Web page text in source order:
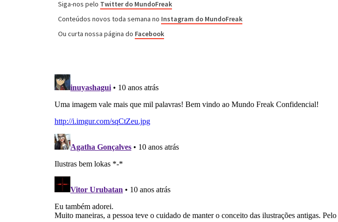
Siga-nos pelo Twitter do MundoFreak
Conteúdos novos toda semana no Instagram do MundoFreak
Ou curta nossa página do Facebook